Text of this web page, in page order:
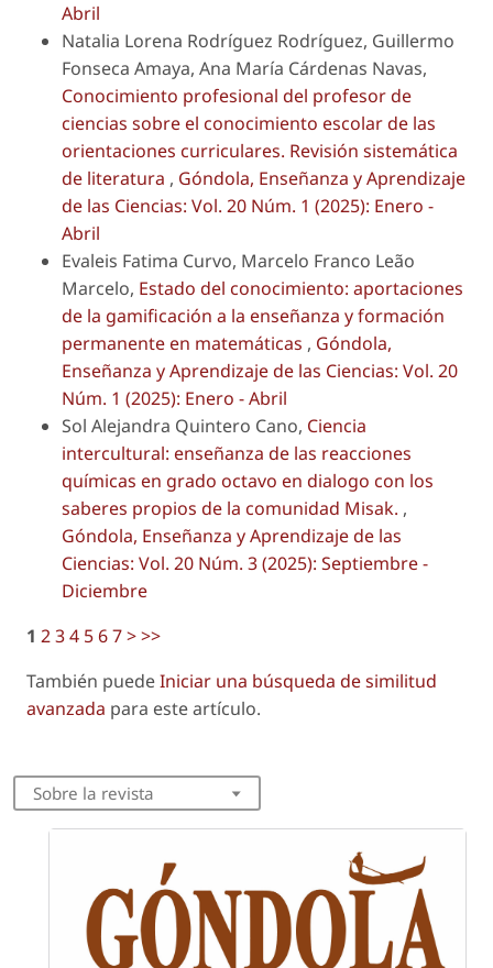
Abril
Natalia Lorena Rodríguez Rodríguez, Guillermo
Fonseca Amaya, Ana María Cárdenas Navas,
Conocimiento profesional del profesor de
ciencias sobre el conocimiento escolar de las
orientaciones curriculares. Revisión sistemática
de literatura , Góndola, Enseñanza y Aprendizaje
de las Ciencias: Vol. 20 Núm. 1 (2025): Enero -
Abril
Evaleis Fatima Curvo, Marcelo Franco Leão
Marcelo, Estado del conocimiento: aportaciones
de la gamificación a la enseñanza y formación
permanente en matemáticas , Góndola,
Enseñanza y Aprendizaje de las Ciencias: Vol. 20
Núm. 1 (2025): Enero - Abril
Sol Alejandra Quintero Cano, Ciencia
intercultural: enseñanza de las reacciones
químicas en grado octavo en dialogo con los
saberes propios de la comunidad Misak. ,
Góndola, Enseñanza y Aprendizaje de las
Ciencias: Vol. 20 Núm. 3 (2025): Septiembre -
Diciembre
1 234 567>>>
También puedeIniciar una búsqueda de similitud
avanzada para este artículo.
Sobre la revista